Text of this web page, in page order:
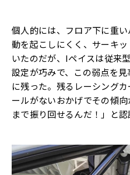
個人的には、フロア下に重
動を起こしにくく、サーキ
いたのだが、Iペイスは従来
設定が巧みで、この弱点を
に残った。残るレーシング
ールがないおかげでその傾
まで振り回せるんだ！」と